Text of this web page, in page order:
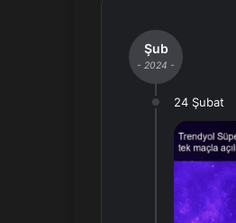
Şub
- 2024 -
24 Şubat